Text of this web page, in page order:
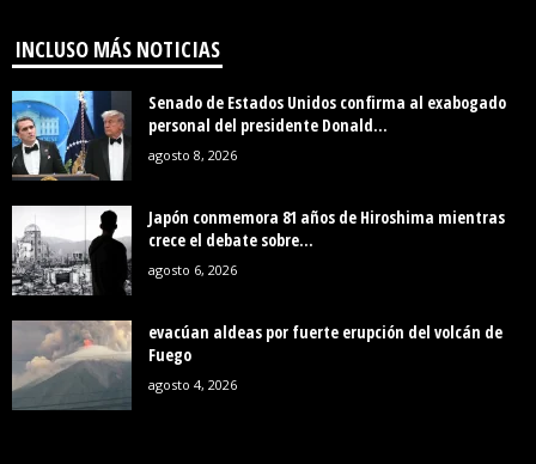
INCLUSO MÁS NOTICIAS
Senado de Estados Unidos confirma al exabogado
personal del presidente Donald...
agosto 8, 2026
Japón conmemora 81 años de Hiroshima mientras
crece el debate sobre...
agosto 6, 2026
evacúan aldeas por fuerte erupción del volcán de
Fuego
agosto 4, 2026